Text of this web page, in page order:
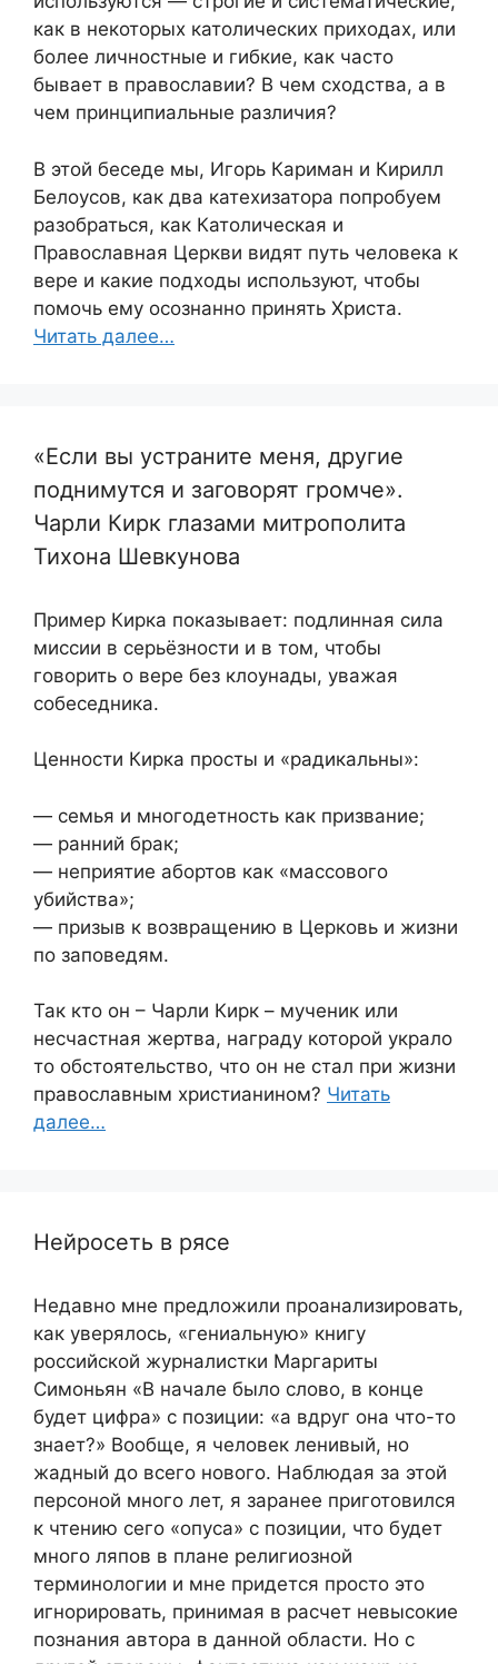
как в некоторых католических приходах, или
более личностные и гибкие, как часто
бывает в православии? В чем сходства, а в
чем принципиальные различия?
В этой беседе мы, Игорь Кариман и Кирилл
Белоусов, как два катехизатора попробуем
разобраться, как Католическая и
Православная Церкви видят путь человека к
вере и какие подходы используют, чтобы
помочь ему осознанно принять Христа.
Читать далее…
«Если вы устраните меня, другие
поднимутся и заговорят громче».
Чарли Кирк глазами митрополита
Тихона Шевкунова
Пример Кирка показывает: подлинная сила
миссии в серьёзности и в том, чтобы
говорить о вере без клоунады, уважая
собеседника.
Ценности Кирка просты и «радикальны»:
— семья и многодетность как призвание;
— ранний брак;
— неприятие абортов как «массового
убийства»;
— призыв к возвращению в Церковь и жизни
по заповедям.
Так кто он – Чарли Кирк – мученик или
несчастная жертва, награду которой украло
то обстоятельство, что он не стал при жизни
православным христианином? Читать
далее…
Нейросеть в рясе
Недавно мне предложили проанализировать,
как уверялось, «гениальную» книгу
российской журналистки Маргариты
Симоньян «В начале было слово, в конце
будет цифра» с позиции: «а вдруг она что-то
знает?» Вообще, я человек ленивый, но
жадный до всего нового. Наблюдая за этой
персоной много лет, я заранее приготовился
к чтению сего «опуса» с позиции, что будет
много ляпов в плане религиозной
терминологии и мне придется просто это
игнорировать, принимая в расчет невысокие
познания автора в данной области. Но с